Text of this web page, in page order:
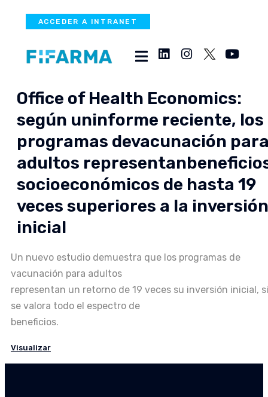
ACCEDER A INTRANET
Office of Health Economics:
según uninforme reciente, los
programas devacunación
adultos
socioeconómicos de hasta 19
veces superiores a la inversión
inicial
Un nuevo estudio demuestra que los programas de
vacunación para adultos
representan un retorno de 19 veces su inversión inicial, si
se valora todo el espectro de
beneficios.
Visualizar